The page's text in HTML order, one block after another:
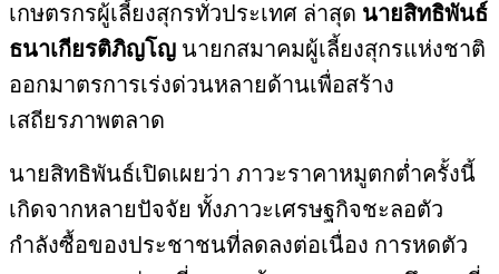
เกษตรกรผู้เลี้ยงสุกรทั่วประเทศ ล่าสุด นายสิทธิพันธ์
ธนาเกียรติภิญโญ นายกสมาคมผู้เลี้ยงสุกรแห่งชาติ
ออกมาตรการเร่งด่วนหลายด้านเพื่อสร้าง
เสถียรภาพตลาด
นายสิทธิพันธ์เปิดเผยว่า ภาวะราคาหมูตกต่ำครั้งนี้
เกิดจากหลายปัจจัย ทั้งภาวะเศรษฐกิจชะลอตัว
กำลังซื้อของประชาชนที่ลดลงต่อเนื่อง การหดตัว